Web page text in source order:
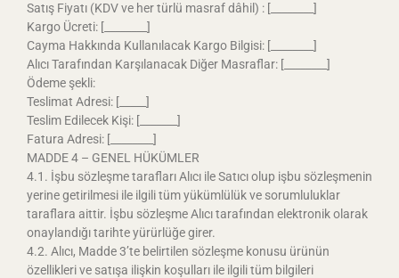
Satış Fiyatı (KDV ve her türlü masraf dâhil) : [________]
Kargo Ücreti: [________]
Cayma Hakkında Kullanılacak Kargo Bilgisi: [________]
Alıcı Tarafından Karşılanacak Diğer Masraflar: [________]
Ödeme şekli:
Teslimat Adresi: [_____]
Teslim Edilecek Kişi: [_______]
Fatura Adresi: [________]
MADDE 4 – GENEL HÜKÜMLER
4.1. İşbu sözleşme tarafları Alıcı ile Satıcı olup işbu sözleşmenin
yerine getirilmesi ile ilgili tüm yükümlülük ve sorumluluklar
taraflara aittir. İşbu sözleşme Alıcı tarafından elektronik olarak
onaylandığı tarihte yürürlüğe girer.
4.2. Alıcı, Madde 3’te belirtilen sözleşme konusu ürünün
özellikleri ve satışa ilişkin koşulları ile ilgili tüm bilgileri